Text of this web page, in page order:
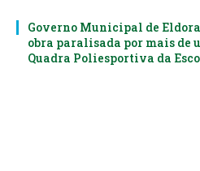
Governo Municipal de
obra paralisada por mais de
Quadra Poliesportiva da